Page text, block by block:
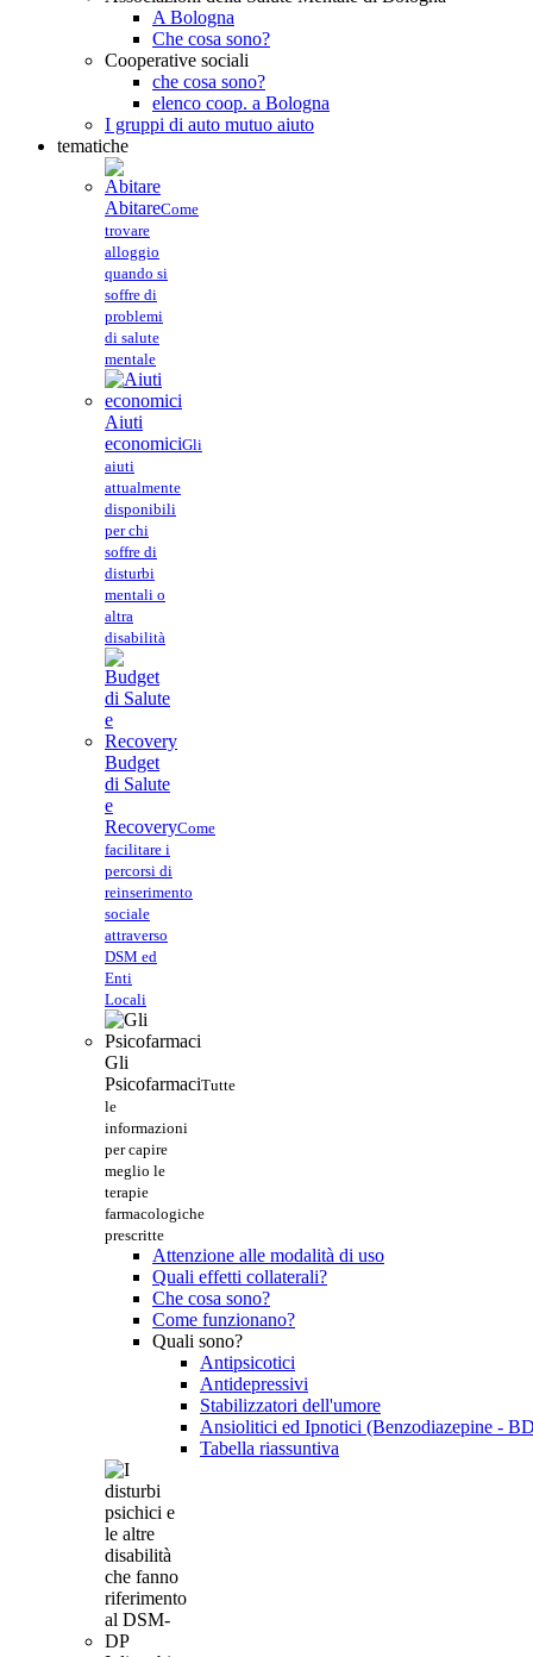
A Bologna
Che cosa sono?
Cooperative sociali
che cosa sono?
elenco coop. a Bologna
I gruppi di auto mutuo aiuto
tematiche
AbitareCome
trovare
alloggio
quando si
soffre di
problemi
di salute
mentale
Aiuti
economiciGli
aiuti
attualmente
disponibili
per chi
soffre di
disturbi
mentali o
altra
disabilità
Budget
di Salute
e
RecoveryCome
facilitare i
percorsi di
reinserimento
sociale
attraverso
DSM ed
Enti
Locali
Gli
PsicofarmaciTutte
le
informazioni
per capire
meglio le
terapie
farmacologiche
prescritte
Attenzione alle modalità di uso
Quali effetti collaterali?
Che cosa sono?
Come funzionano?
Quali sono?
Antipsicotici
Antidepressivi
Stabilizzatori dell'umore
Ansiolitici ed Ipnotici (Benzodiazepine -
Tabella riassuntiva